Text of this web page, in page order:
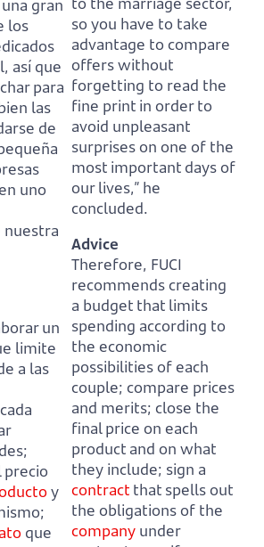
gran
los
así que
para
las
de
uno
un
limite
a las
precio
y
que
so you have to take
advantage to compare
offerswithout
forgetting to read the
fine print in order to
avoid unpleasant
surprises on one of the
most important days of
our lives,” he
concluded.
Advice
Therefore, FUCI
recommends creating
a budget that limits
spending according to
the economic
possibilities of each
couple; compare prices
and merits; close the
final price on each
product and on what
they include; sign a
contract that spells out
the obligations of the
company under